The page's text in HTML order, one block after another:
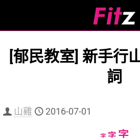
[郁民教室] 新手行
詞
山雞 2016-07-01
Decrease
字Reset
字